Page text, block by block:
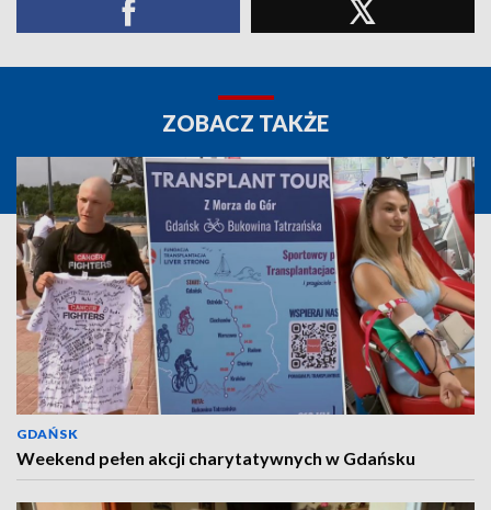
ZOBACZ TAKŻE
GDAŃSK
Weekend pełen akcji charytatywnych w Gdańsku